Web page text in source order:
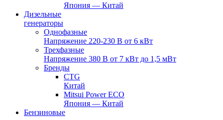
Япония — Китай
Дизельные
генераторы
Однофазные
Напряжение 220-230 В от 6 кВт
Трехфазные
Напряжение 380 В от 7 кВт до 1,5 мВт
Бренды
CTG
Китай
Mitsui Power ECO
Япония — Китай
Бензиновые